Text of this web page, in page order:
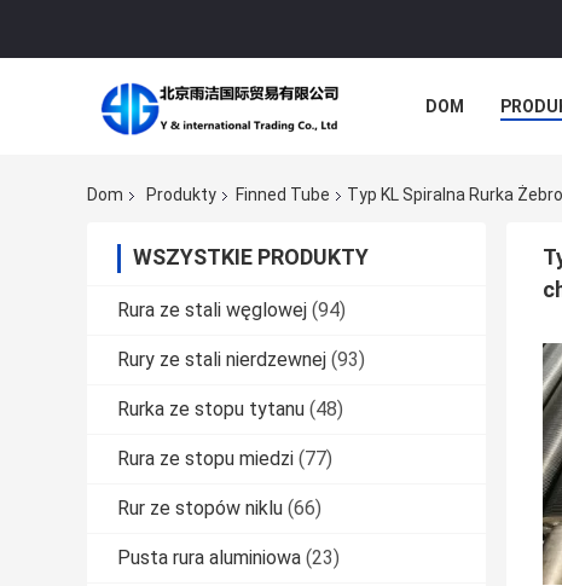
DOM
Dom
Produkty Finned Tube Typ KL Spiralna Rurka
WSZYSTKIE PRODUKTY
Rura ze stali węglowej (94)
Rury ze stali nierdzewnej (93)
Rurka ze stopu tytanu (48)
Rura ze stopu miedzi (77)
Rur ze stopów niklu (66)
Pusta rura aluminiowa (23)